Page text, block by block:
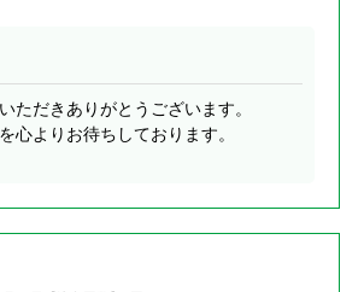
ただきありがとうございます。
心よりお待ちしております。